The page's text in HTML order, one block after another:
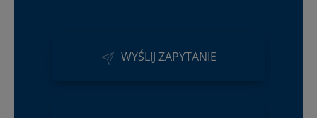
WYŚLIJ ZAPYTANIE